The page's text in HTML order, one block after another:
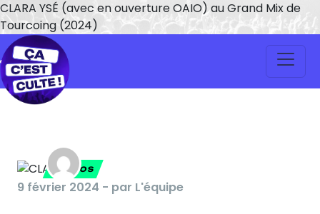
CLARA YSÉ (avec en ouverture OAIO) au Grand Mix de
Tourcoing (2024)
PHOTOS
9 février 2024 - par L'équipe